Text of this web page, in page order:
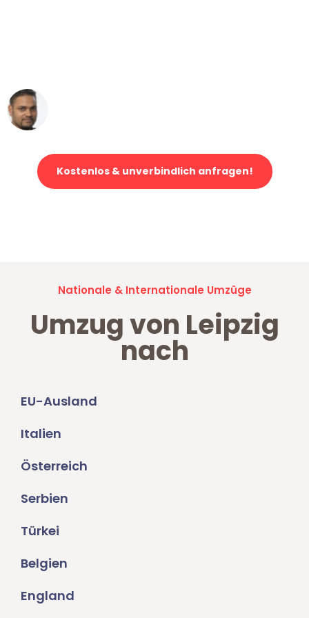
Kostenlos & unverbindlich anfragen!
Nationale & Internationale Umzüge
Umzug von Leipzig
nach
EU-Ausland
Italien
Österreich
Serbien
Türkei
Belgien
England